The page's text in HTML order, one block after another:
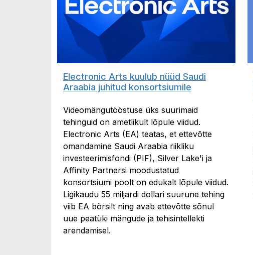
Electronic Arts kuulub nüüd Saudi
Araabia juhitud konsortsiumile
Videomängutööstuse üks suurimaid
tehinguid on ametlikult lõpule viidud.
Electronic Arts (EA) teatas, et ettevõtte
omandamine Saudi Araabia riikliku
investeerimisfondi (PIF), Silver Lake'i ja
Affinity Partnersi moodustatud
konsortsiumi poolt on edukalt lõpule viidud.
Ligikaudu 55 miljardi dollari suurune tehing
viib EA börsilt ning avab ettevõtte sõnul
uue peatüki mängude ja tehisintellekti
arendamisel.